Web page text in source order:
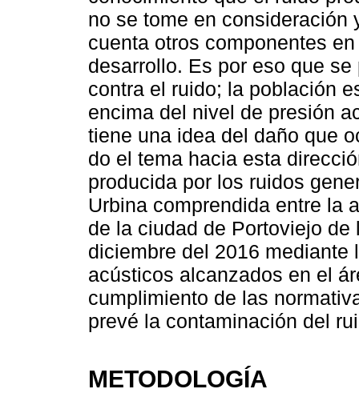
no se tome en consideración
cuenta otros componentes
desarrollo. Es por eso que
contra el ruido; la población
encima del nivel de presión
tiene una idea del daño que
do el tema hacia esta
producida por los ruidos
Urbina comprendida entre la
de la ciudad de Portoviejo
diciembre del 2016
acústicos alcanzados en el
cumplimiento de las
prevé la contaminación del
METODOLOGÍA